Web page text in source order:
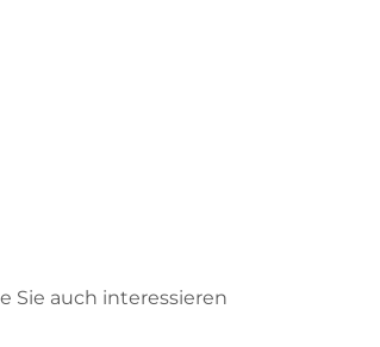
Sie auch interessieren